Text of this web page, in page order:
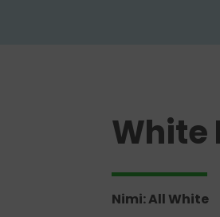
White
Nimi: All White